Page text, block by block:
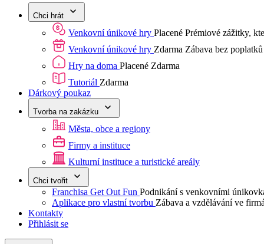
Chci hrát
Venkovní únikové hry Placené Prémiové zážitky,
Venkovní únikové hry Zdarma Zábava bez
Hry na doma Placené Zdarma
Tutoriál Zdarma
Dárkový poukaz
Tvorba na zakázku
Města, obce a regiony
Firmy a instituce
Kulturní instituce a turistické areály
Chci tvořit
Franchisa Get Out Fun Podnikání s venkovními
Aplikace pro vlastní tvorbu Zábava a vzdělávání ve
Kontakty
Přihlásit se